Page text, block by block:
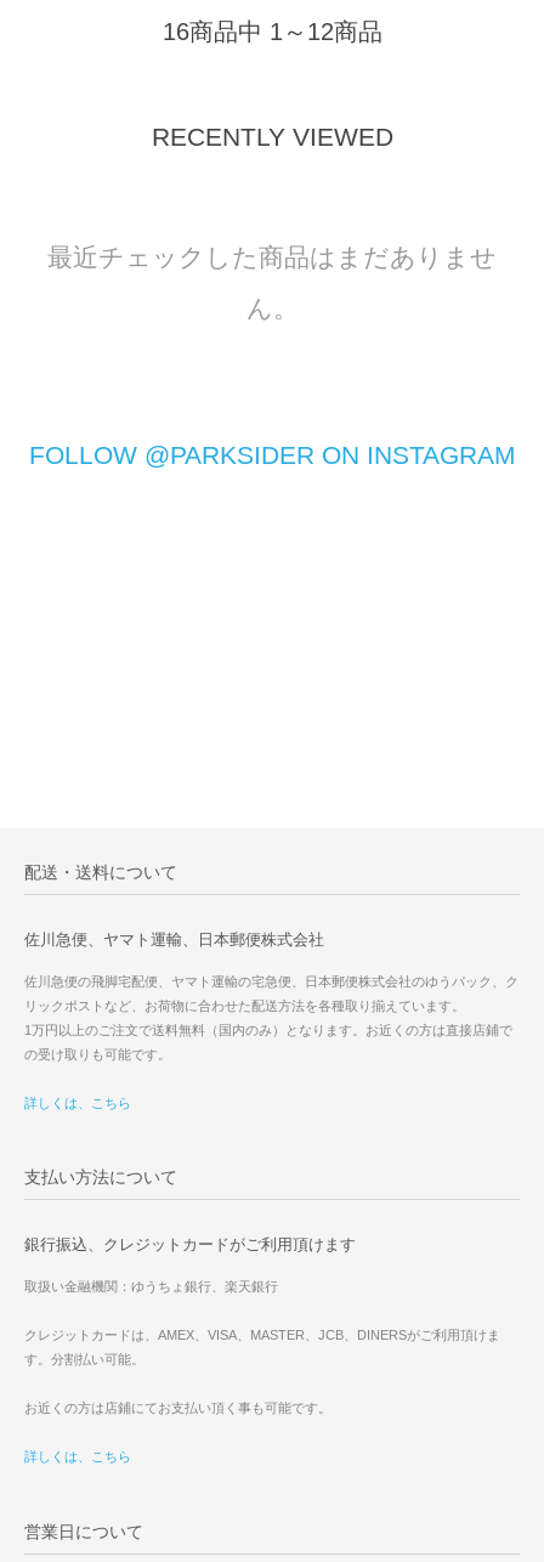
16商品中 1～12商品
RECENTLY VIEWED
最近チェックした商品はまだありませ
ん。
FOLLOW @PARKSIDER ON INSTAGRAM
配送・送料について
佐川急便、ヤマト運輸、日本郵便株式会社
佐川急便の飛脚宅配便、ヤマト運輸の宅急便、日本郵便株式会社のゆうパック、ク
リックポストなど、お荷物に合わせた配送方法を各種取り揃えています。
1万円以上のご注文で送料無料（国内のみ）となります。お近くの方は直接店鋪で
の受け取りも可能です。
詳しくは、こちら
支払い方法について
銀行振込、クレジットカードがご利用頂けます
取扱い金融機関：ゆうちょ銀行、楽天銀行
クレジットカードは、AMEX、VISA、MASTER、JCB、DINERSがご利用頂けま
す。分割払い可能。
お近くの方は店鋪にてお支払い頂く事も可能です。
詳しくは、こちら
営業日について